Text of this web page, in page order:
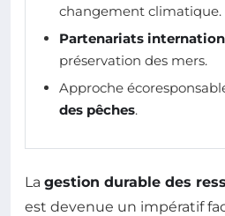
changement climatique.
Partenariats
préservation des mers.
Approche
des pêches.
La gestion durable des
est devenue un impératif